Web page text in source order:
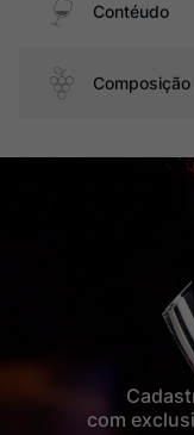
Contéudo
Composição
com